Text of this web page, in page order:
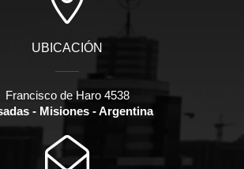
UBICACIÓN
Francisco de Haro 4538
- Misiones - Argentina